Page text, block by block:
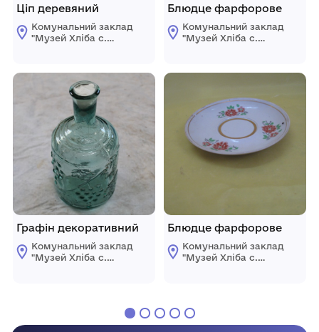
Ціп деревяний
Комунальний заклад
"Музей Хліба с.
Графін декоративний
Комунальний заклад
"Музей Хліба с.
Блюдце фарфорове
Комунальний заклад
"Музей Хліба с.
Блюдце фарфорове
Комунальний заклад
"Музей Хліба с.